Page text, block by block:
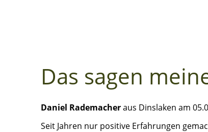
Das sagen
Daniel Rademacheraus Dinslaken am
Seit Jahren nur positive Erfahrungen